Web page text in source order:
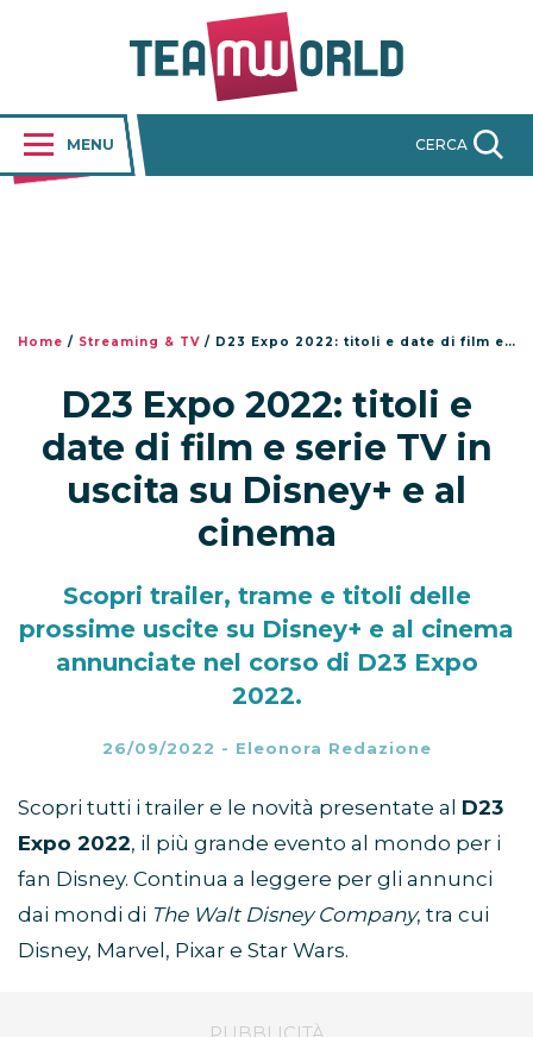
MENU CERCA
Home / Streaming & TV / D23 Expo 2022: titoli e date di film e serie TV in uscita su Disney+ e al cinema
D23 Expo 2022: titoli e
date di film e serie TV in
uscita su Disney+ e al
cinema
Scopri trailer, trame e titoli delle
prossime uscite su Disney+ e al cinema
annunciate nel corso di D23 Expo
2022.
26/09/2022 - Eleonora Redazione
Scopri tutti i trailer e le novità presentate al D23
Expo 2022, il più grande evento al mondo per i
fan Disney. Continua a leggere per gli annunci
dai mondi di The Walt Disney Company, tra cui
Disney, Marvel, Pixar e Star Wars.